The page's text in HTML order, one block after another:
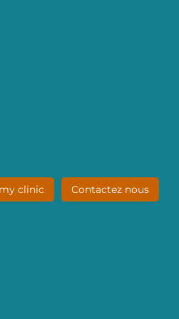
clinic Contactez nous